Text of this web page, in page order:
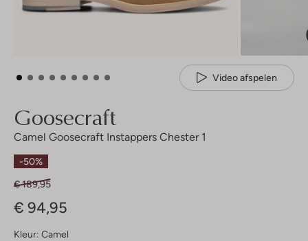
Video afspelen
Goosecraft
Camel Goosecraft Instappers Chester 1
-50%
€ 189,95
€ 94,95
Kleur: Camel